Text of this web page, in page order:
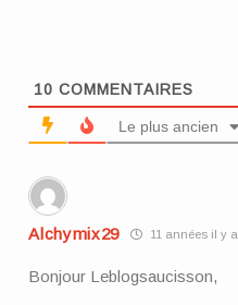
10 COMMENTAIRES
Le plus ancien
Alchymix29 11 années il y a
Bonjour Leblogsaucisson,